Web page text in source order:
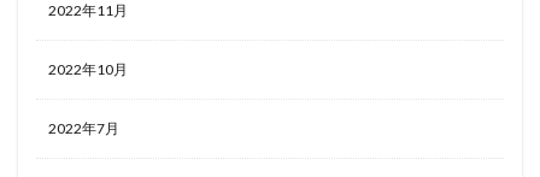
2022年11月
2022年10月
2022年7月